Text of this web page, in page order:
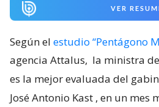
VER
Según el estudio “Pentágono
agencia Attalus, la ministra
es la mejor evaluada del
José Antonio Kast , en un mes